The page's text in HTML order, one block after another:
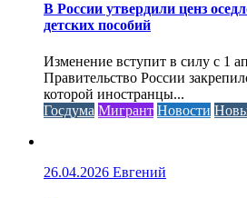
В России утвердили ценз
детских пособий
Изменение вступит в силу с 1
Правительство России
которой иностранцы...
Госдума Мигрант Новости
26.04.2026 Евгений